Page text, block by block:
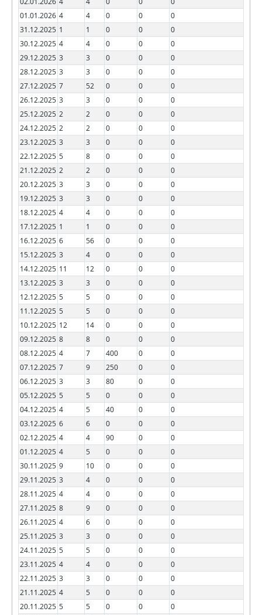
01.01.2026 4 4 0 0
0
31.12.2025 1 1 0 0
0
30.12.2025 4 4 0 0
0
29.12.2025 3 3 0 0
0
28.12.2025 3 3 0 0
0
27.12.2025 7 52 0 0
0
26.12.2025 3 3 0 0
0
25.12.2025 2 2 0 0
0
24.12.2025 2 2 0 0
0
23.12.2025 3 3 0 0
0
22.12.2025 5 8 0 0
0
21.12.2025 2 2 0 0
0
20.12.2025 3 3 0 0
0
19.12.2025 3 3 0 0
0
18.12.2025 4 4 0 0
0
17.12.2025 1 1 0 0
0
16.12.2025 6 56 0 0
0
15.12.2025 3 4 0 0
0
14.12.2025 11 12 0 0
0
13.12.2025 3 3 0 0
0
12.12.2025 5 5 0 0
0
11.12.2025 5 5 0 0
0
10.12.2025 12 14 0 0
0
09.12.2025 8 8 0 0
0
08.12.2025 4 7 400 0
0
07.12.2025 7 9 250 0
0
06.12.2025 3 3 80 0
0
05.12.2025 5 5 0 0
0
04.12.2025 4 5 40 0
0
03.12.2025 6 6 0 0
0
02.12.2025 4 4 90 0
0
01.12.2025 4 5 0 0
0
30.11.2025 9 10 0 0
0
29.11.2025 3 4 0 0
0
28.11.2025 4 4 0 0
0
27.11.2025 8 9 0 0
0
26.11.2025 4 6 0 0
0
25.11.2025 3 3 0 0
0
24.11.2025 5 5 0 0
0
23.11.2025 4 4 0 0
0
22.11.2025 3 3 0 0
0
21.11.2025 4 5 0 0
0
20.11.2025 5 5 0 0
0